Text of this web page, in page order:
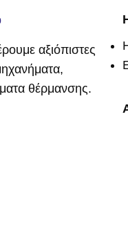
αξιόπιστες
θέρμανσης.